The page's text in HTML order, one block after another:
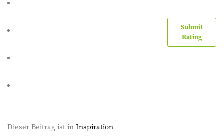
Submit
Rating
Dieser Beitrag ist inInspiration